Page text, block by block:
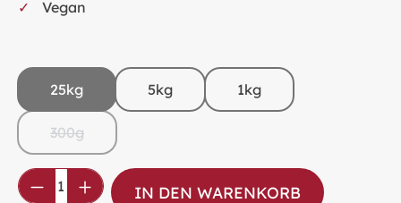
Vegan
25kg 5kg 1kg
300g
Produkt Anzahl: Gib den gewünschten
IN DEN WARENKORB